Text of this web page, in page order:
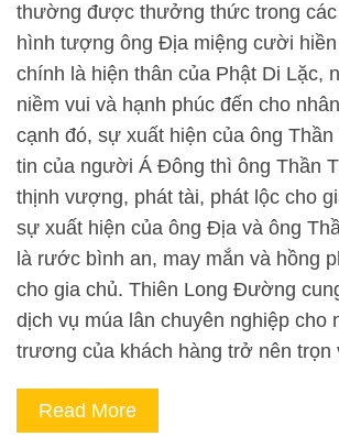
thường được thưởng thức trong
hình tượng ông Địa miệng cười
chính là hiện thân của Phật Di Lặc,
niềm vui và hạnh phúc đến cho
cạnh đó, sự xuất hiện của ông Thần
tin của người Á Đông thì ông Thần
thịnh vượng, phát tài, phát lộc cho
sự xuất hiện của ông Địa và ông
là rước bình an, may mắn và hồng
cho gia chủ. Thiên Long Đường
dịch vụ múa lân chuyên nghiệp cho
trương của khách hàng trở nên
Read More